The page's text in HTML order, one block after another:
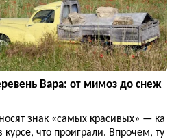
Вара: от мимоз до снеж
знак «самых красивых» — ка
что проиграли. Впрочем, ту